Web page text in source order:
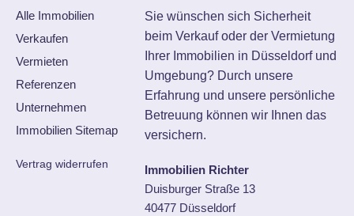
Alle Immobilien
Verkaufen
Vermieten
Referenzen
Unternehmen
Immobilien Sitemap
Vertrag widerrufen
Sie wünschen sich Sicherheit
beim Verkauf oder der Vermietung
Ihrer Immobilien in Düsseldorf und
Umgebung? Durch unsere
Erfahrung und unsere persönliche
Betreuung können wir Ihnen das
versichern.
Immobilien Richter
Duisburger Straße 13
40477 Düsseldorf